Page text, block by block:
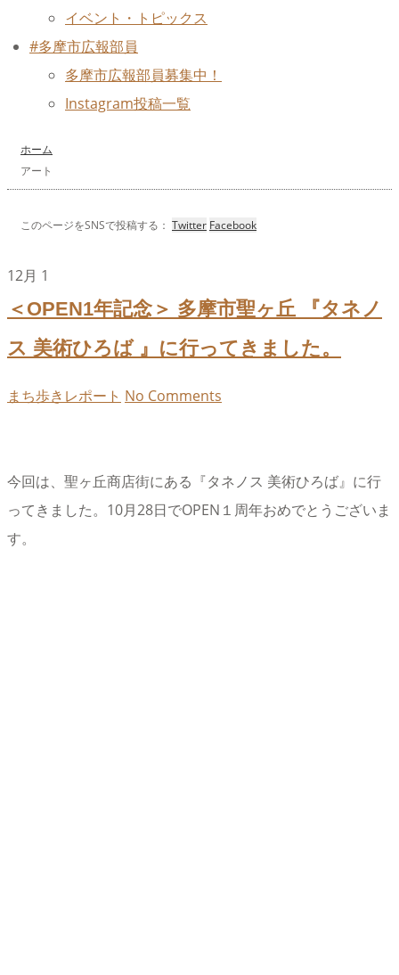
イベント・トピックス
#多摩市広報部員
多摩市広報部員募集中！
Instagram投稿一覧
ホーム
アート
このページをSNSで投稿する： Twitter Facebook
12月 1
＜OPEN1年記念＞ 多摩市聖ヶ丘 『タネノ
ス 美術ひろば 』に行ってきました。
まち歩きレポート No Comments
今回は、聖ヶ丘商店街にある『タネノス 美術ひろば』に行
ってきました。10月28日でOPEN１周年おめでとうございま
す。